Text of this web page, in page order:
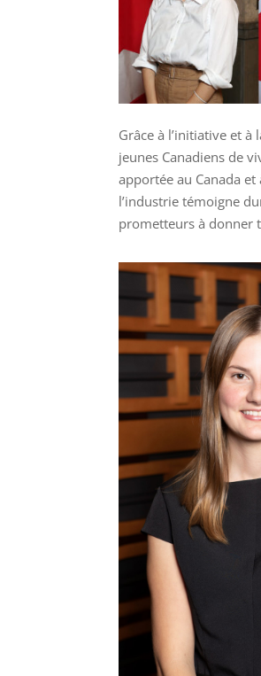
Grâce à l’initiative et à
jeunes Canadiens de
apportée au Canada
l’industrie témoigne
prometteurs à donner